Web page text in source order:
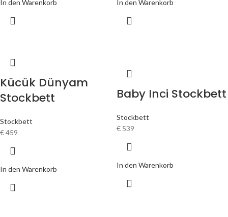
In den Warenkorb In den Warenkorb
Kücük Dünyam
Stockbett
Stockbett
€459
In den Warenkorb
Baby Inci Stockbett
Stockbett
€ 539
In den Warenkorb